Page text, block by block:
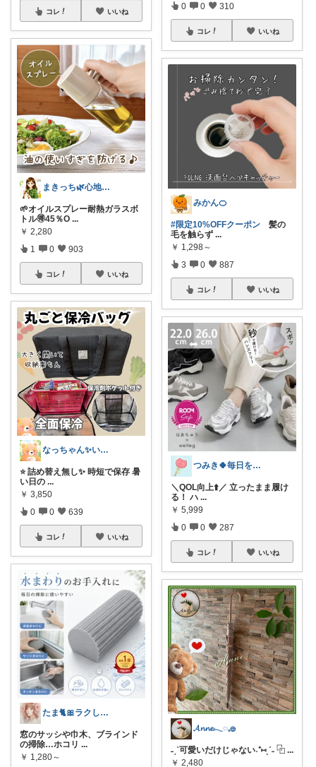
コレ いいね
まきっち🌿心地よい暮らし🌿
🌱オイルスプレー耐熱ガラスボ
トル🉐45％O ...
￥ 2,280
1 0 903
コレ いいね
なっちゃん✨いつもありがとう😊✨
⭐️ 詰め替え無し✨ 時短で保存 暑
い日の ...
￥ 3,850
0 0 639
コレ いいね
たま🐈🎀ラクして可愛い神コスパ品
窓のサッシや巾木、ブラインド
の掃除…ホコリ ...
￥ 1,280～
0 0 310
コレ いいね
みかん🍊
#限定10%OFFクーポン 髪の
毛を触らず ...
￥ 1,298～
3 0 887
コレ いいね
つみき🍀毎日をご機嫌にする♡
＼QOL向上⬆️／ 立ったまま履け
る！ ハ ...
￥ 5,999
0 0 287
コレ いいね
𝓐𝓷𝓷𝓮𓂃◌𓈒𓐍
˗ˏˋ可愛いだけじゃない˖⁺⑅ˎˊ˗ ⿻ ...
￥ 2,480